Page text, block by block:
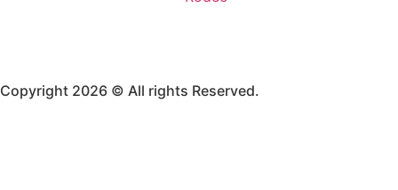
Copyright 2026 © All rights Reserved.